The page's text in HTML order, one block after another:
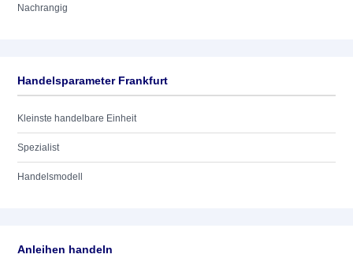
Nachrangig
Handelsparameter Frankfurt
Kleinste handelbare Einheit
Spezialist
Handelsmodell
Anleihen handeln